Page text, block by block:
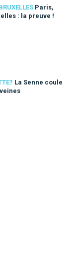
Paris,
: la preuve !
La Senne coule